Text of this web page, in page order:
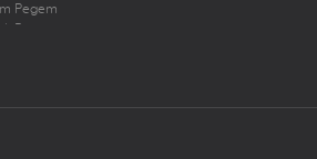
Pegem
Pegem
Pegem